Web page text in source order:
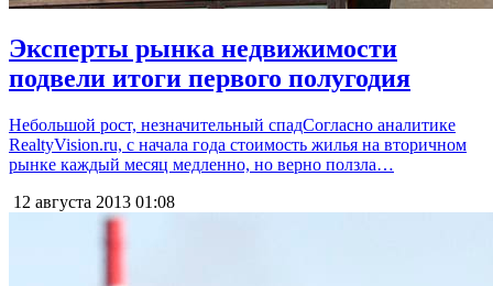
Эксперты рынка недвижимости
подвели итоги первого полугодия
Небольшой рост, незначительный спадСогласно аналитике
RealtyVision.ru, с начала года стоимость жилья на вторичном
рынке каждый месяц медленно, но верно ползла…
12 августа 2013 01:08